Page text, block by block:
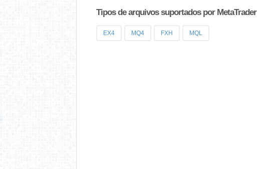
Tipos de arquivos suportados por MetaTrader
EX4 MQ4 FXH MQL